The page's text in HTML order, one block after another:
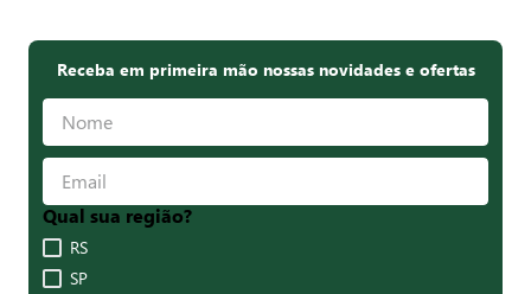
Receba em primeira mão nossas novidades e ofertas
Qual sua região?
RS
SP